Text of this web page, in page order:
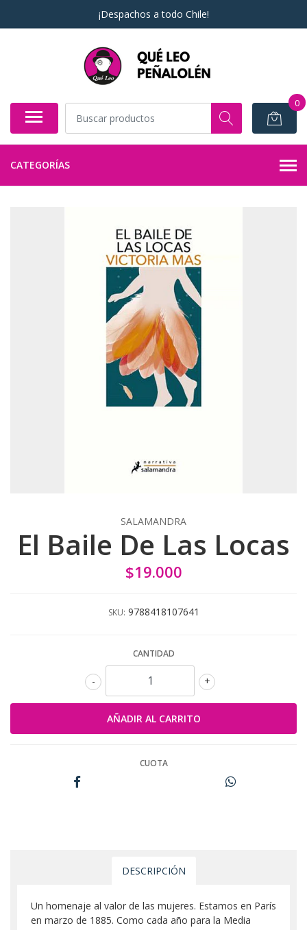
¡Despachos a todo Chile!
0
CATEGORÍAS
SALAMANDRA
El Baile De Las Locas
$19.000
SKU: 9788418107641
CANTIDAD
+
-
CUOTA
DESCRIPCIÓN
Un homenaje al valor de las mujeres. Estamos en París
en marzo de 1885. Como cada año para la Media